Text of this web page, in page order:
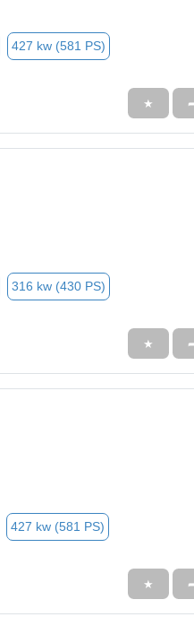
427 kw (581 PS)
★
316 kw (430 PS)
★
427 kw (581 PS)
★